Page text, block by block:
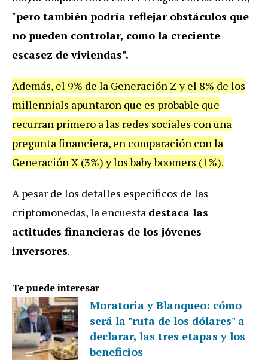
"pero también podría reflejar obstáculos que
no pueden controlar, como la creciente
escasez de viviendas".
Además, el 9% de la Generación Z y el 8% de los
millennials apuntaron que es probable que
recurran primero a las redes sociales con una
pregunta financiera, en comparación con la
Generación X (3%) y los baby boomers (1%).
A pesar de los detalles específicos de las
criptomonedas, la encuesta destaca las
actitudes financieras de los jóvenes
inversores.
Te puede interesar
Moratoria y Blanqueo: cómo
será la "ruta de los dólares" a
declarar, las tres etapas y los
beneficios